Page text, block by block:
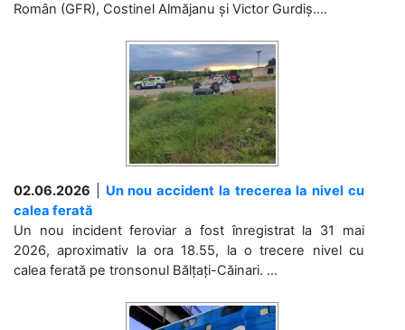
Român (GFR), Costinel Almăjanu și Victor Gurdiș....
02.06.2026
Un nou accident la trecerea la nivel cu
calea ferată
Un nou incident feroviar a fost înregistrat la 31 mai
2026, aproximativ la ora 18.55, la o trecere nivel cu
calea ferată pe tronsonul Bălțați-Căinari. ...